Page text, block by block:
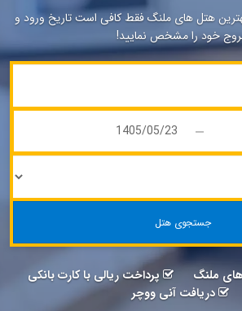
هتل های ملنگ فقط کافی است تاریخ ورود و
خود را مشخص نمایید!
جستجوی هتل
های ملنگ
پرداخت ریالی با کارت بانکی
دریافت آنی ووچر